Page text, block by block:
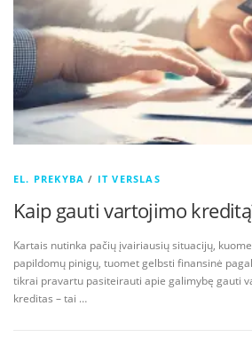
EL. PREKYBA / IT VERSLAS
Kaip gauti vartojimo
Kartais nutinka pačių įvairiausių situacijų,
papildomų pinigų, tuomet gelbsti finansinė
tikrai pravartu pasiteirauti apie galimybę gauti
kreditas – tai …